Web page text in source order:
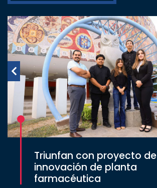
Triunfan con proyecto de
innovación de planta
farmacéutica